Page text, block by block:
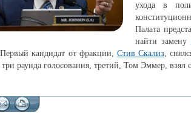
ухода в
Палата
найти замену
кандидат от фракции, Стив Скализ,
три раунда голосования, третий, Том Эммер,